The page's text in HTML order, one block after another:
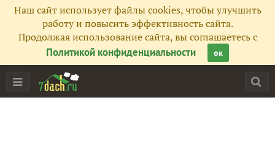
Наш сайт использует файлы cookies, чтобы улучшить
работу и повысить эффективность сайта.
Продолжая использование сайта, вы соглашаетесь с
Политикой конфиденциальности
ок